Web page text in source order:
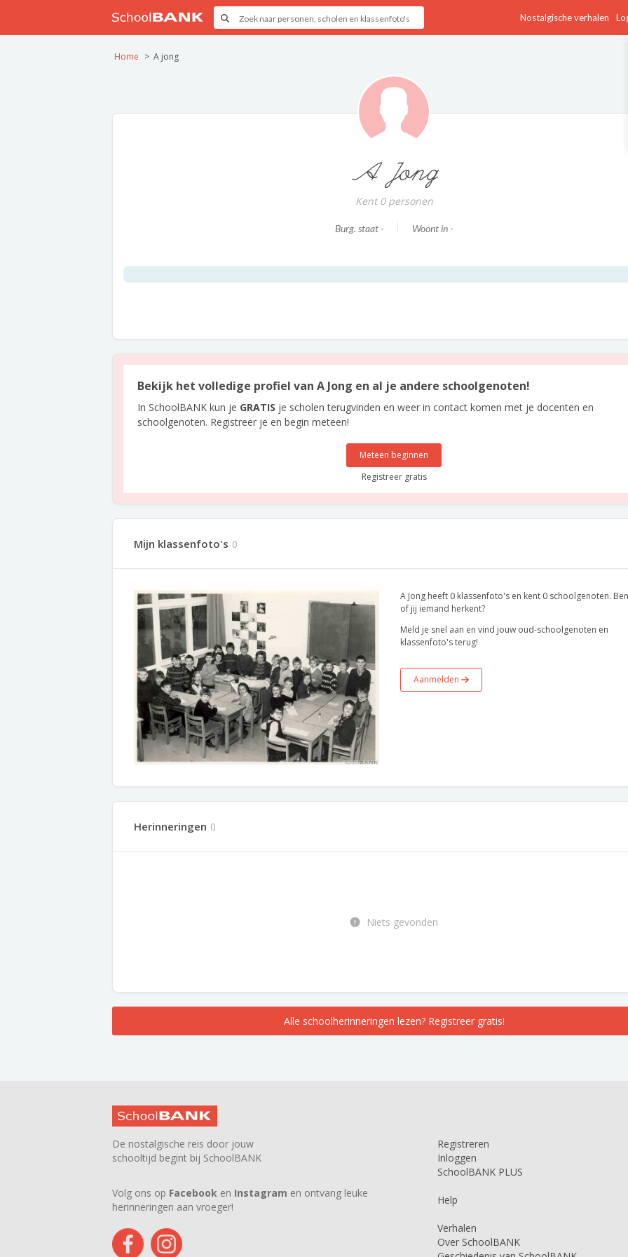
Nostalgische verhalen
Home A jong
A Jong
Kent 0 personen
Burg. staat - Woont in -
Bekijk het volledige profiel van A Jong en al je andere schoolgenoten!
In SchoolBANK kun je GRATIS je scholen terugvinden en weer in contact komen met je docenten en
schoolgenoten. Registreer je en begin meteen!
Meteen beginnen
Registreer gratis
Mijn klassenfoto's 0
A Jong heeft 0 klassenfoto's en kent 0 schoolgenoten.
of jij iemand herkent?
Meld je snel aan en vind jouw oud-schoolgenoten en
klassenfoto's terug!
Aanmelden
Herinneringen 0
Niets gevonden
Alle schoolherinneringen lezen? Registreer gratis!
De nostalgische reis door jouw
schooltijd begint bij SchoolBANK
Volg ons op Facebook en Instagram en ontvang leuke
herinneringen aan vroeger!
Registreren
Inloggen
SchoolBANK PLUS
Help
Verhalen
Over SchoolBANK